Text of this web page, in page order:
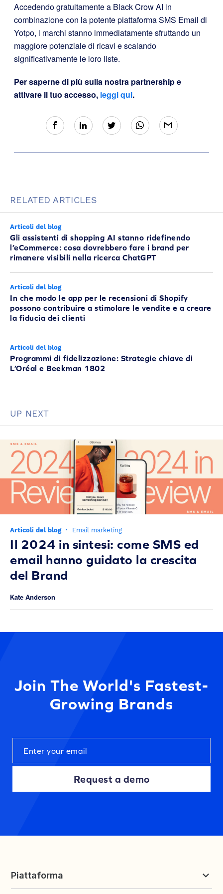
Accedendo gratuitamente a Black Crow AI in
combinazione con la potente piattaforma SMS Email di
Yotpo, i marchi stanno immediatamente sfruttando un
maggiore potenziale di ricavi e scalando
significativamente le loro liste.
Per saperne di più sulla nostra partnership e
attivare il tuo accesso, leggi qui.
RELATED ARTICLES
Articoli del blog
Gli assistenti di shopping AI stanno ridefinendo
l’eCommerce: cosa dovrebbero fare i brand per
rimanere visibili nella ricerca ChatGPT
Articoli del blog
In che modo le app per le recensioni di Shopify
possono contribuire a stimolare le vendite e a creare
la fiducia dei clienti
Articoli del blog
Programmi di fidelizzazione: Strategie chiave di
L’Oréal e Beekman 1802
UP NEXT
Articoli del blog · Email marketing
Il 2024 in sintesi: come SMS ed
email hanno guidato la crescita
del Brand
Kate Anderson
Join The World's Fastest-
Growing Brands
Request a demo
Piattaforma